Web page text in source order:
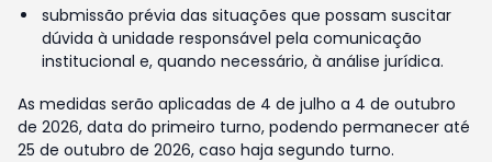
submissão prévia das situações que possam suscitar
dúvida à unidade responsável pela comunicação
institucional e, quando necessário, à análise jurídica.
As medidas serão aplicadas de 4 de julho a 4 de outubro
de 2026, data do primeiro turno, podendo permanecer até
25 de outubro de 2026, caso haja segundo turno.